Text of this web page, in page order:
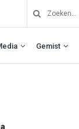
Gemist